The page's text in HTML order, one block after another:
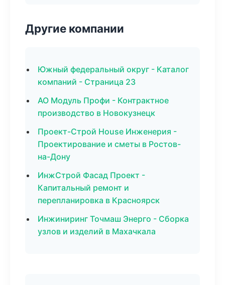
Другие компании
Южный федеральный округ - Каталог
компаний - Страница 23
АО Модуль Профи - Контрактное
производство в Новокузнецк
Проект-Строй House Инженерия -
Проектирование и сметы в Ростов-
на-Дону
ИнжСтрой Фасад Проект -
Капитальный ремонт и
перепланировка в Красноярск
Инжиниринг Точмаш Энерго - Сборка
узлов и изделий в Махачкала